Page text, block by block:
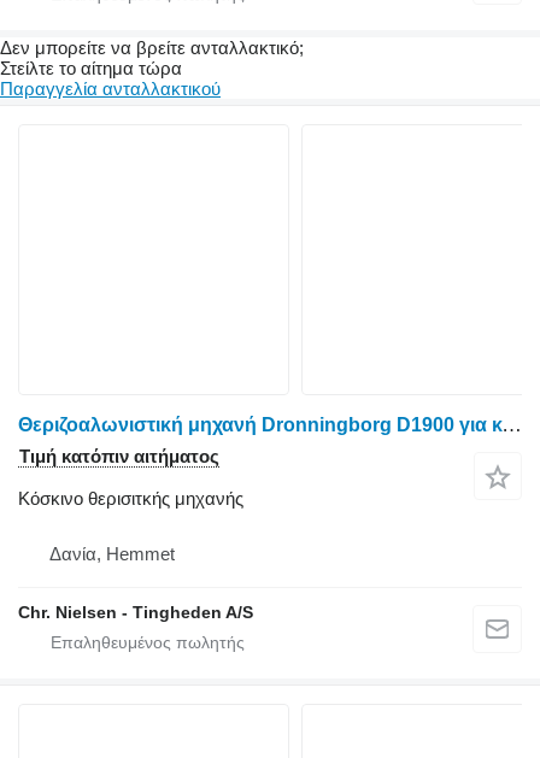
Δεν μπορείτε να βρείτε ανταλλακτικό;
Στείλτε το αίτημα τώρα
Παραγγελία ανταλλακτικού
Θεριζοαλωνιστική μηχανή Dronningborg D1900 για κόσκινο θερισιτκής μηχανής
Τιμή κατόπιν αιτήματος
Κόσκινο θερισιτκής μηχανής
Δανία, Hemmet
Chr. Nielsen - Tingheden A/S